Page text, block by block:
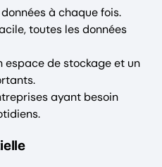
à chaque fois.
toutes les données
espace de stockage et un
ayant besoin